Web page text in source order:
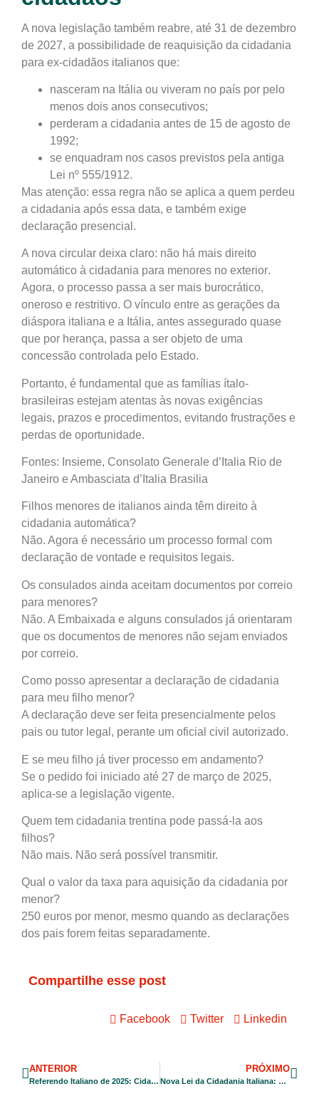
A nova legislação também reabre, até 31 de dezembro
de 2027, a possibilidade de reaquisição da cidadania
para ex-cidadãos italianos que:
nasceram na Itália ou viveram no país por pelo
menos dois anos consecutivos;
perderam a cidadania antes de 15 de agosto de
1992;
se enquadram nos casos previstos pela antiga
Lei nº 555/1912.
Mas atenção: essa regra não se aplica a quem perdeu
a cidadania após essa data, e também exige
declaração presencial.
A nova circular deixa claro: não há mais direito
automático à cidadania para menores no exterior.
Agora, o processo passa a ser mais burocrático,
oneroso e restritivo. O vínculo entre as gerações da
diáspora italiana e a Itália, antes assegurado quase
que por herança, passa a ser objeto de uma
concessão controlada pelo Estado.
Portanto, é fundamental que as famílias ítalo-
brasileiras estejam atentas às novas exigências
legais, prazos e procedimentos, evitando frustrações e
perdas de oportunidade.
Fontes: Insieme, Consolato Generale d’Italia Rio de
Janeiro e Ambasciata d’Italia Brasilia
Filhos menores de italianos ainda têm direito à
cidadania automática?
Não. Agora é necessário um processo formal com
declaração de vontade e requisitos legais.
Os consulados ainda aceitam documentos por correio
para menores?
Não. A Embaixada e alguns consulados já orientaram
que os documentos de menores não sejam enviados
por correio.
Como posso apresentar a declaração de cidadania
para meu filho menor?
A declaração deve ser feita presencialmente pelos
pais ou tutor legal, perante um oficial civil autorizado.
E se meu filho já tiver processo em andamento?
Se o pedido foi iniciado até 27 de março de 2025,
aplica-se a legislação vigente.
Quem tem cidadania trentina pode passá-la aos
filhos?
Não mais. Não será possível transmitir.
Qual o valor da taxa para aquisição da cidadania por
menor?
250 euros por menor, mesmo quando as declarações
dos pais forem feitas separadamente.
Compartilhe esse post
Facebook Twitter Linkedin
ANTERIOR
Referendo Italiano de 2025: Cidadãos Decidem sobre Trabalho e Cidadania
PRÓXIMO
Nova Lei da Cidadania Italiana: Como Registrar Filhos Menores no Consulado